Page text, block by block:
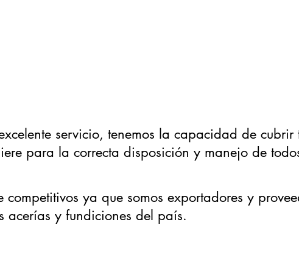
servicio, tenemos la capacidad de cubrir
para la correcta disposición y manejo de
competitivos ya que somos exportadores y
acerías y fundiciones del país.